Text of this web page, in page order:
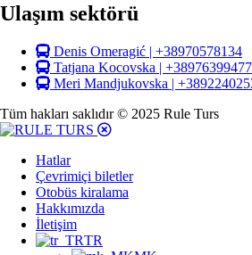
Ulaşım sektörü
Denis Omeragić | +38970578134
Tatjana Kocovska | +38976399477
Meri Mandjukovska |
Tüm hakları saklıdır © 2025 Rule Turs
Hatlar
Çevrimiçi biletler
Otobüs kiralama
Hakkımızda
İletişim
TR